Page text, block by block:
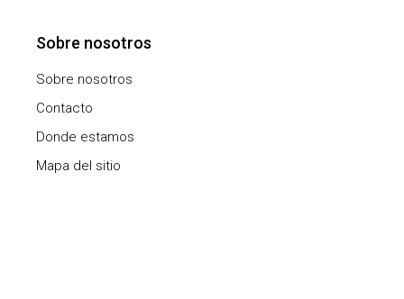
Sobre nosotros
Sobre nosotros
Contacto
Donde estamos
Mapa del sitio